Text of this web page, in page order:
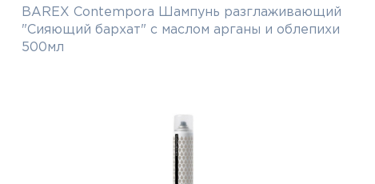
BAREX Contempora Шампунь разглаживающий
"Сияющий бархат" с маслом арганы и облепихи
500мл